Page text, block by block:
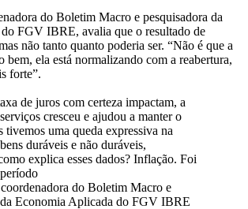
do Boletim Macro e pesquisadora da
FGV IBRE, avalia que o resultado de
não tanto quanto poderia ser. “Não é que a
bem, ela está normalizando com a reabertura,
forte”.
de juros com certeza impactam, a
cresceu e ajudou a manter o
tivemos uma queda expressiva na
duráveis e não duráveis,
explica esses dados? Inflação. Foi
do Boletim Macro e
da Economia Aplicada do FGV IBRE